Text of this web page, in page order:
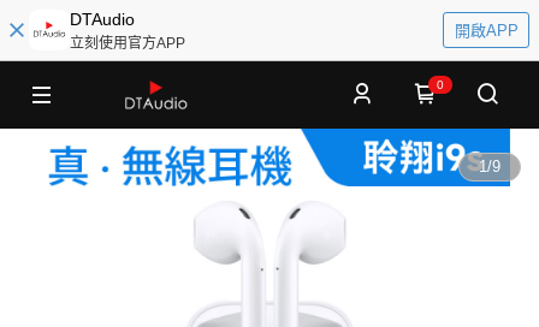
DTAudio
立刻使用官方APP
開啟APP
0
1/9